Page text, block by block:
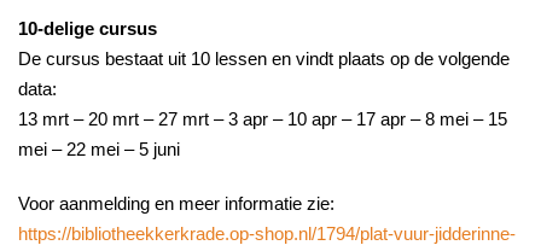
10-delige cursus
De cursus bestaat uit 10 lessen en vindt plaats op de volgende
data:
13 mrt – 20 mrt – 27 mrt – 3 apr – 10 apr – 17 apr – 8 mei – 15
mei – 22 mei – 5 juni
Voor aanmelding en meer informatie zie:
https://bibliotheekkerkrade.op-shop.nl/1794/plat-vuur-jidderinne-